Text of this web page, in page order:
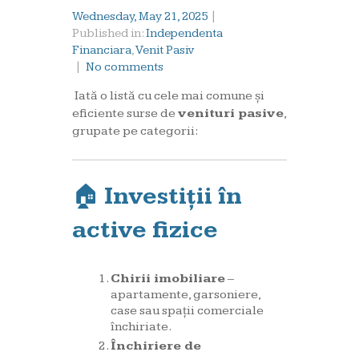
Wednesday, May 21, 2025
Published in:Independenta
Financiara,Venit Pasiv
No comments
Iată o listă cu cele mai comune și
eficiente surse devenituri pasive,
grupate pe categorii:
🏠 Investiții în
active fizice
Chirii imobiliare–
apartamente, garsoniere,
case sau spații comerciale
închiriate.
Închiriere de